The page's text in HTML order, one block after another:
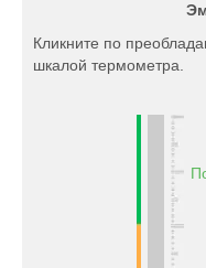
Кликните по
шкалой термометра.